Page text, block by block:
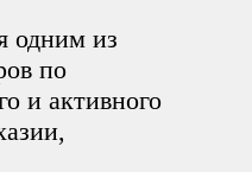
одним из
по
и активного